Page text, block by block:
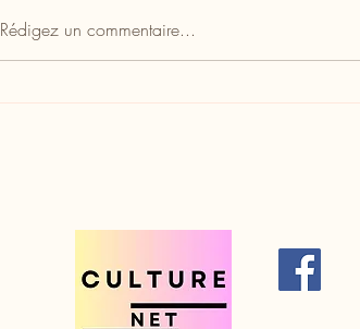
Interview de Luz Casal
Rédigez un commentaire...